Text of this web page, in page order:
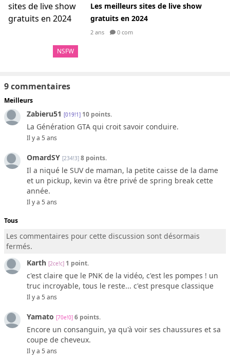
NSFW
Les meilleurs sites de live show
gratuits en 2024
2 ans 0 com
9 commentaires
Meilleurs
Zabieru51 [019!1] 10 points.
La Génération GTA qui croit savoir conduire.
Il y a 5 ans
OmardSY [234!3] 8 points.
Il a niqué le SUV de maman, la petite caisse de la dame
et un pickup, kevin va être privé de spring break cette
année.
Il y a 5 ans
Tous
Les commentaires pour cette discussion sont désormais
fermés.
Karth [2ce!c] 1 point.
c'est claire que le PNK de la vidéo, c'est les pompes ! un
truc incroyable, tous le reste... c'est presque classique
Il y a 5 ans
Yamato [70e!0] 6 points.
Encore un consanguin, ya qu'à voir ses chaussures et sa
coupe de cheveux.
Il y a 5 ans